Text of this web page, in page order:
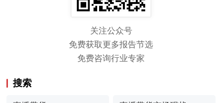
关注公众号
免费获取更多报告节选
免费咨询行业专家
搜索